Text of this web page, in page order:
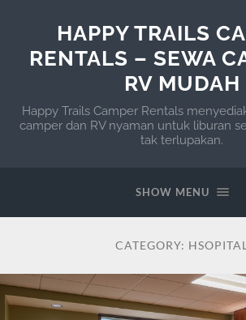
HAPPY TRAILS
RENTALS – SEWA
RV MUDAH
Happy Trails Camper Rentals
camper dan RV nyaman untuk liburan
tak terlupakan.
SHOW MENU
CATEGORY: HSOPITAL